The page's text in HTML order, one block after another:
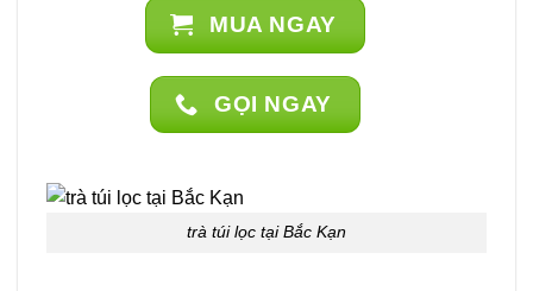
MUA NGAY
GỌI NGAY
trà túi lọc tại Bắc Kạn